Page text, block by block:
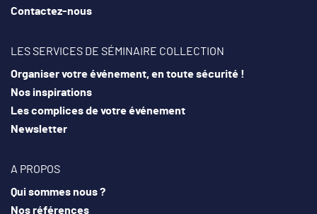
Contactez-nous
LES SERVICES DE SÉMINAIRE COLLECTION
Organiser votre événement, en toute sécurité !
Nos inspirations
Les complices de votre événement
Newsletter
A PROPOS
Qui sommes nous ?
Nos références